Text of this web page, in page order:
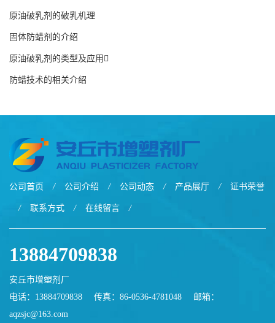
原油破乳剂的破乳机理
固体防蜡剂的介绍
原油破乳剂的类型及应用
防蜡技术的相关介绍
公司首页 / 公司介绍 / 公司动态 / 产品展厅 / 证书荣誉
/ 联系方式 / 在线留言 /
13884709838
安丘市增塑剂厂
电话：13884709838
传真：86-0536-4781048
邮箱：
aqzsjc@163.com